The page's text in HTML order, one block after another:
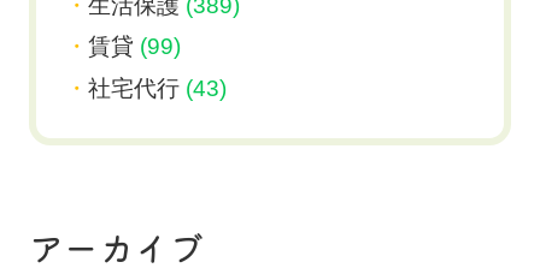
生活保護 (389)
賃貸 (99)
社宅代行(43)
アーカイブ